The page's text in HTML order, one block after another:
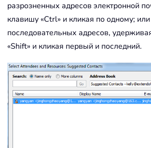
разрозненных адресов электронной
клавишу «Ctrl» и кликая по одному;
последовательных адресов,
«Shift» и кликая первый и последний.